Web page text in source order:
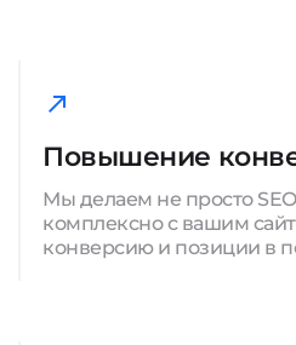
Повышение
Мы делаем не просто
комплексно с вашим
конверсию и позиции в